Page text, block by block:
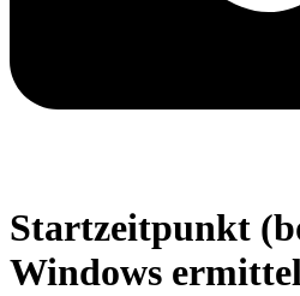
Startzeitpunkt
Windows